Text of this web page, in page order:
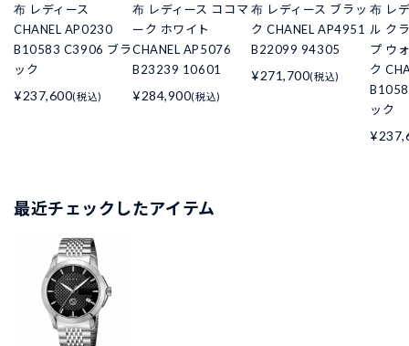
布 レディース
CHANEL AP0230
B10583 C3906 ブラ
ック
¥237,600(税込)
布 レディース ココマ
ーク ホワイト
CHANEL AP5076
B23239 10601
¥284,900(税込)
布 レディース ブラッ
ク CHANEL AP4951
B22099 94305
¥271,700(税込)
布 レ
ル ク
プ ウ
ク
ック
最近チェックしたアイテム